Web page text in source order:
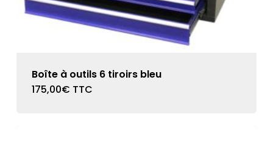
Boîte à outils 6 tiroirs bleu
175,00€ TTC